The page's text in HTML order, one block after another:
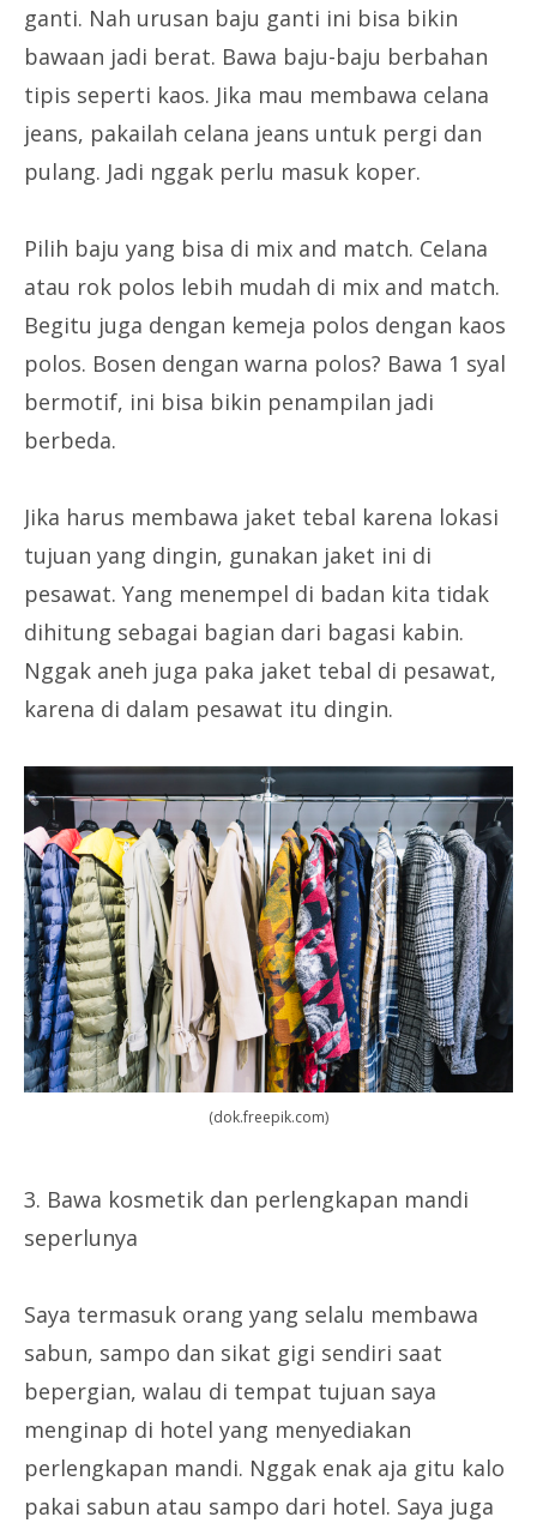
ganti. Nah urusan baju ganti ini bisa bikin
bawaan jadi berat. Bawa baju-baju berbahan
tipis seperti kaos. Jika mau membawa celana
jeans, pakailah celana jeans untuk pergi dan
pulang. Jadi nggak perlu masuk koper.
Pilih baju yang bisa di mix and match. Celana
atau rok polos lebih mudah di mix and match.
Begitu juga dengan kemeja polos dengan kaos
polos. Bosen dengan warna polos? Bawa 1 syal
bermotif, ini bisa bikin penampilan jadi
berbeda.
Jika harus membawa jaket tebal karena lokasi
tujuan yang dingin, gunakan jaket ini di
pesawat. Yang menempel di badan kita tidak
dihitung sebagai bagian dari bagasi kabin.
Nggak aneh juga paka jaket tebal di pesawat,
karena di dalam pesawat itu dingin.
(dok.freepik.com)
3. Bawa kosmetik dan perlengkapan mandi
seperlunya
Saya termasuk orang yang selalu membawa
sabun, sampo dan sikat gigi sendiri saat
bepergian, walau di tempat tujuan saya
menginap di hotel yang menyediakan
perlengkapan mandi. Nggak enak aja gitu kalo
pakai sabun atau sampo dari hotel. Saya juga